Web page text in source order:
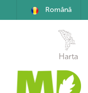
Română
Harta